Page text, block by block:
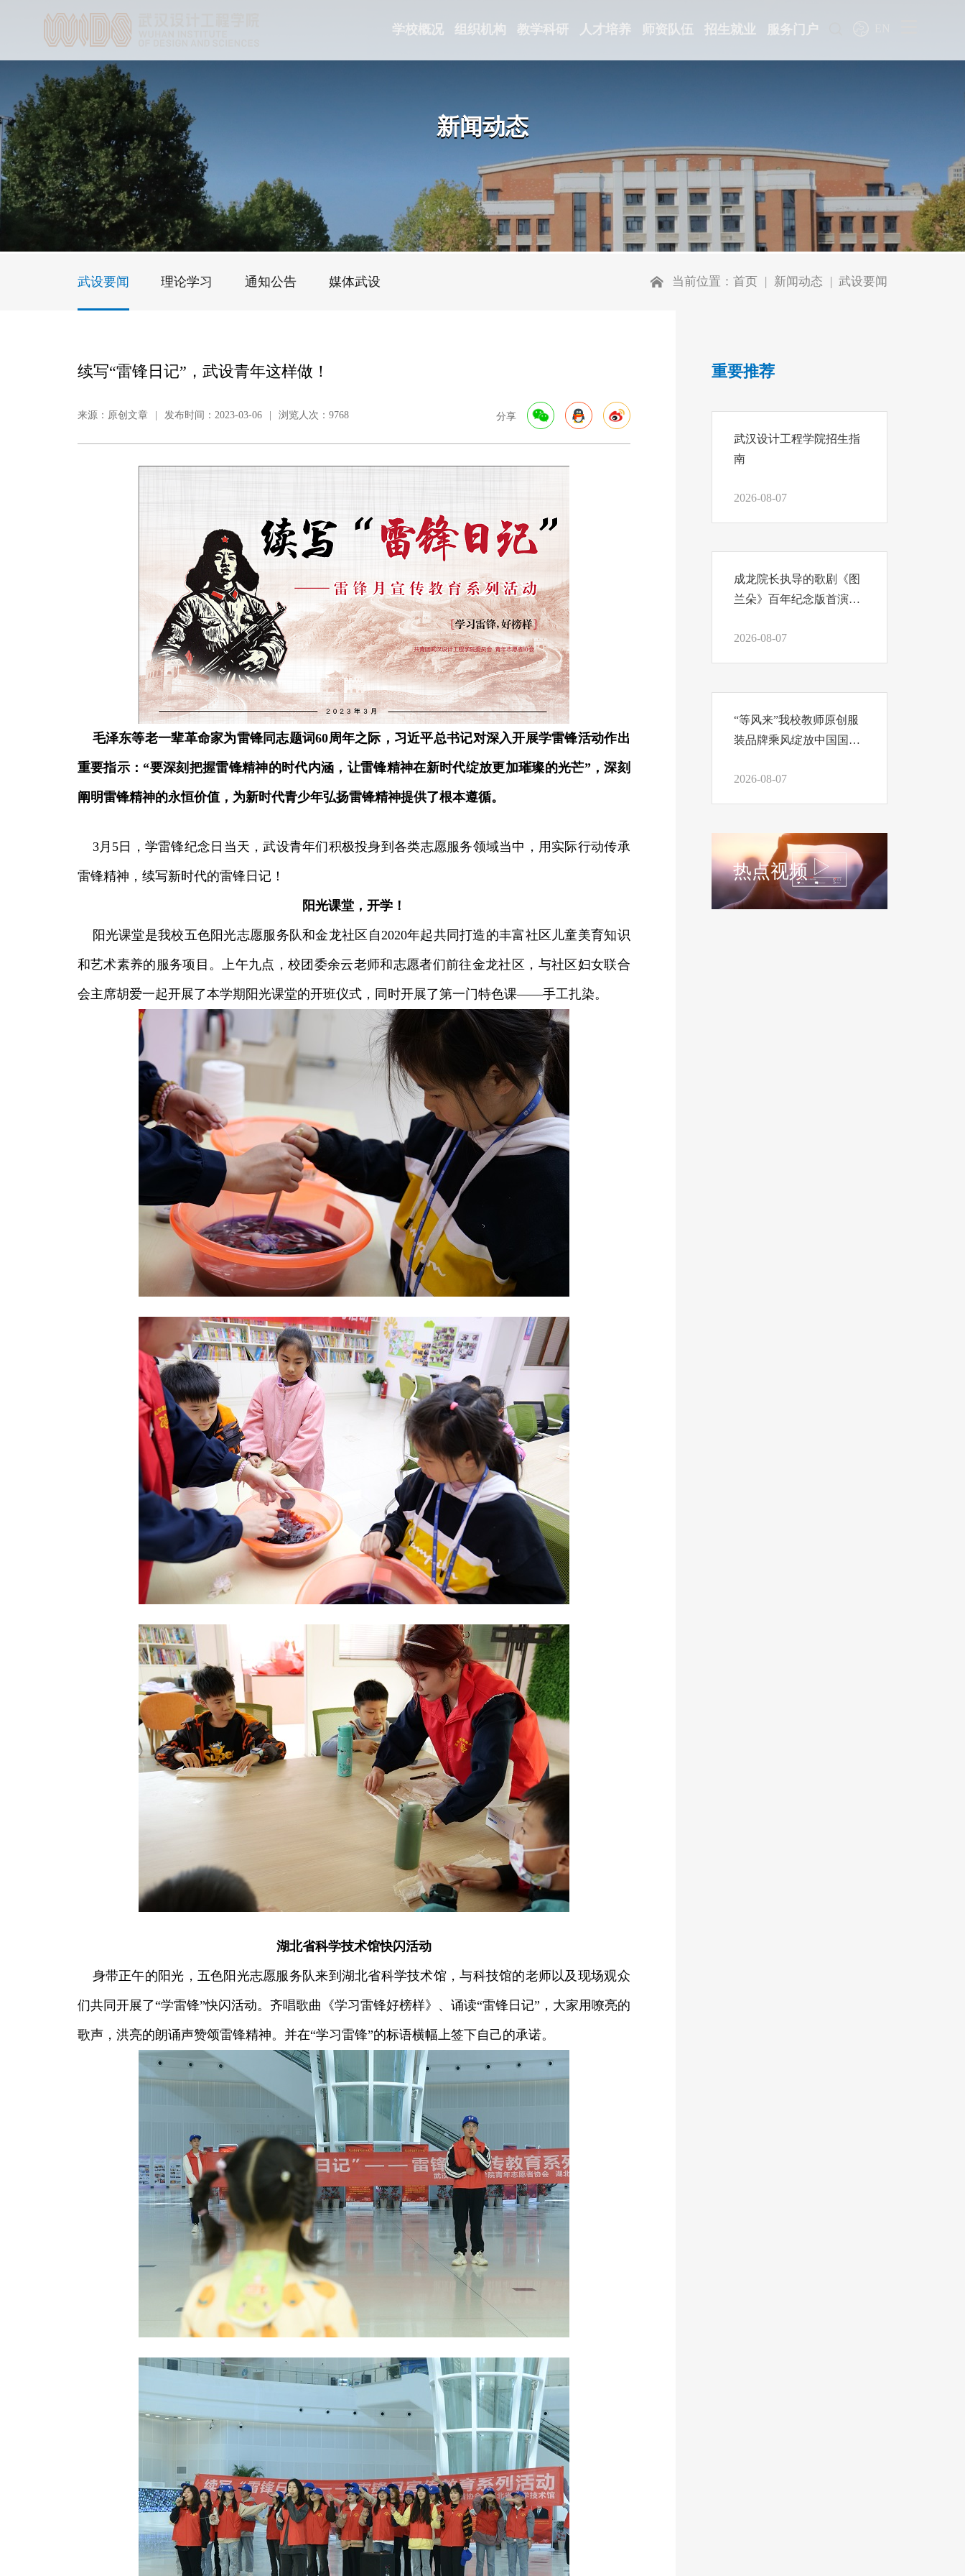
学校概况 组织机构 教学科研 人才培养 师资队伍 招生就业 服务门户
新闻动态
武设要闻 理论学习 通知公告 媒体武设 当前位置： 首页 新闻动态 武设要闻
续写“雷锋日记”，武设青年这样做！
来源：原创文章 | 发布时间：2023-03-06 | 浏览人次：9768 分享
毛泽东等老一辈革命家为雷锋同志题词60周年之际，习近平总书记对深入开展学雷锋活动作出
重要指示：“要深刻把握雷锋精神的时代内涵，让雷锋精神在新时代绽放更加璀璨的光芒”，深刻
阐明雷锋精神的永恒价值，为新时代青少年弘扬雷锋精神提供了根本遵循。
3月5日，学雷锋纪念日当天，武设青年们积极投身到各类志愿服务领域当中，用实际行动传承
雷锋精神，续写新时代的雷锋日记！
阳光课堂，开学！
阳光课堂是我校五色阳光志愿服务队和金龙社区自2020年起共同打造的丰富社区儿童美育知识
和艺术素养的服务项目。上午九点，校团委余云老师和志愿者们前往金龙社区，与社区妇女联合
会主席胡爱一起开展了本学期阳光课堂的开班仪式，同时开展了第一门特色课——手工扎染。
湖北省科学技术馆快闪活动
身带正午的阳光，五色阳光志愿服务队来到湖北省科学技术馆，与科技馆的老师以及现场观众
们共同开展了“学雷锋”快闪活动。齐唱歌曲《学习雷锋好榜样》、诵读“雷锋日记”，大家用嘹亮的
歌声，洪亮的朗诵声赞颂雷锋精神。并在“学习雷锋”的标语横幅上签下自己的承诺。
重要推荐
武汉设计工程学院招生指
南
2026-08-07
成龙院长执导的歌剧《图
兰朵》百年纪念版首演，
上！
2026-08-07
“等风来”我校教师原创服
装品牌乘风绽放中国国际
2026-08-07
热点视频